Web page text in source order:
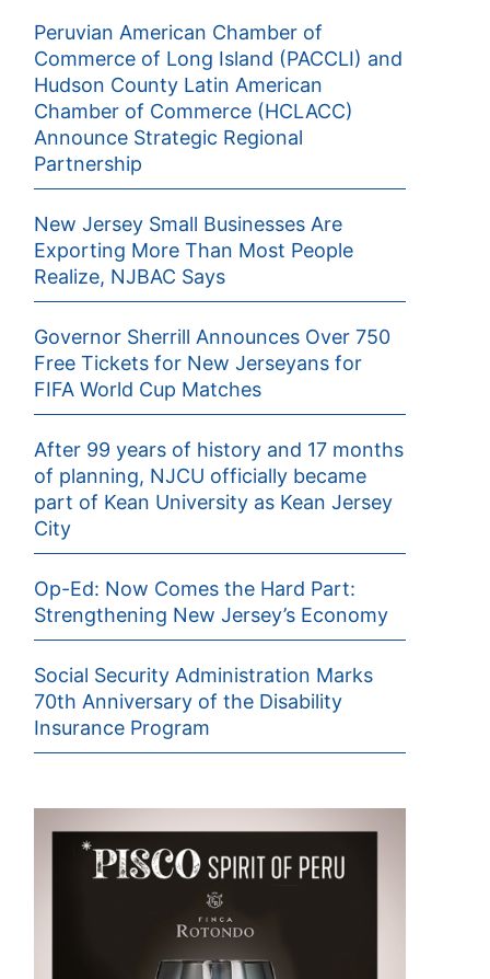
Peruvian American Chamber of
Commerce of Long Island (PACCLI) and
Hudson County Latin American
Chamber of Commerce (HCLACC)
Announce Strategic Regional
Partnership
New Jersey Small Businesses Are
Exporting More Than Most People
Realize, NJBAC Says
Governor Sherrill Announces Over 750
Free Tickets for New Jerseyans for
FIFA World Cup Matches
After 99 years of history and 17 months
of planning, NJCU officially became
part of Kean University as Kean Jersey
City
Op-Ed: Now Comes the Hard Part:
Strengthening New Jersey’s Economy
Social Security Administration Marks
70th Anniversary of the Disability
Insurance Program